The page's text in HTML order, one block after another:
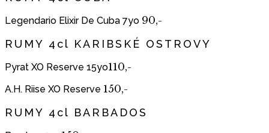
Legendario Elixir De Cuba 7yo 90,-
RUMY 4cl KARIBSKÉ OSTROVY
Pyrat XO Reserve 15yo110,-
A.H. Riise XO Reserve 150,-
RUMY 4cl BARBADOS